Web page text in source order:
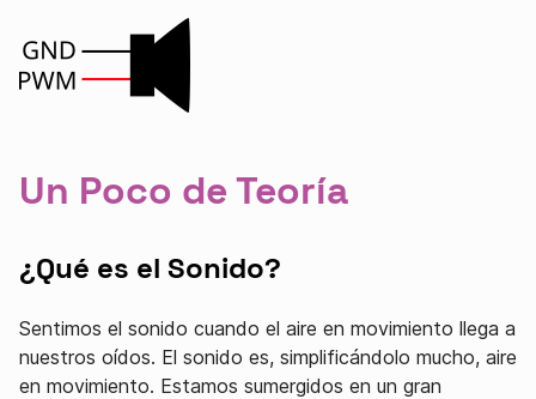
Un Poco de Teoría
¿Qué es el Sonido?
Sentimos el sonido cuando el aire en movimiento llega a
nuestros oídos. El sonido es, simplificándolo mucho, aire
en movimiento. Estamos sumergidos en un gran